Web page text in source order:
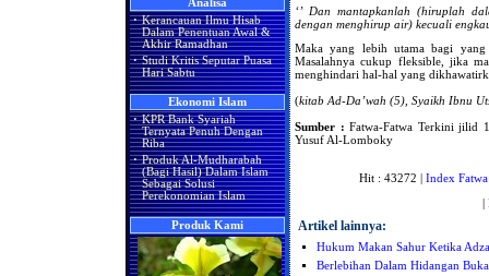
Analisa
· Kerancauan Ilmu Hisab
Dalam Penentuan Awal &
Akhir Ramadhan
· Studi Kritis Seputar Puasa
Hari Sabtu
Ekonomi Islam
· KPR Bank Syariah
Ternyata Penuh Dengan
Riba
· Produk Al-Mudharabah
(Bagi Hasil) Dalam Islam
Sebagai Solusi
Perekonomian Islam
Produk Kami
‘’ Dan mantapkanlah (hiruplah
dengan menghirup air) kecuali
Maka yang lebih utama bagi yang
Masalahnya cukup fleksible, jika
menghindari hal-hal yang
(kitab Ad-Da’wah (5), Syaikh Ibnu
Sumber : Fatwa-Fatwa Terkini jilid
Yusuf Al-Lomboky
Hit : 43272 | Index Fatwa
|
Artikel lainnya:
Hukum Makan Sahur Ketika
Berlebihan Dalam Hidangan Buka